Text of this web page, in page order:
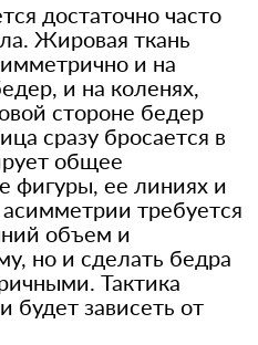
достаточно часто
Жировая ткань
и на
и на коленях,
стороне бедер
сразу бросается в
общее
фигуры, ее линиях и
требуется
объем и
но и сделать бедра
Тактика
будет зависеть от